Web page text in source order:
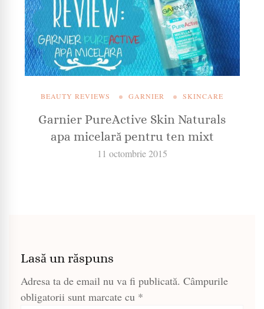
BEAUTY REVIEWS GARNIER SKINCARE
Garnier PureActive Skin Naturals
apa micelară pentru ten mixt
11 octombrie 2015
Lasă un răspuns
Adresa ta de email nu va fi publicată. Câmpurile
obligatorii sunt marcate cu *